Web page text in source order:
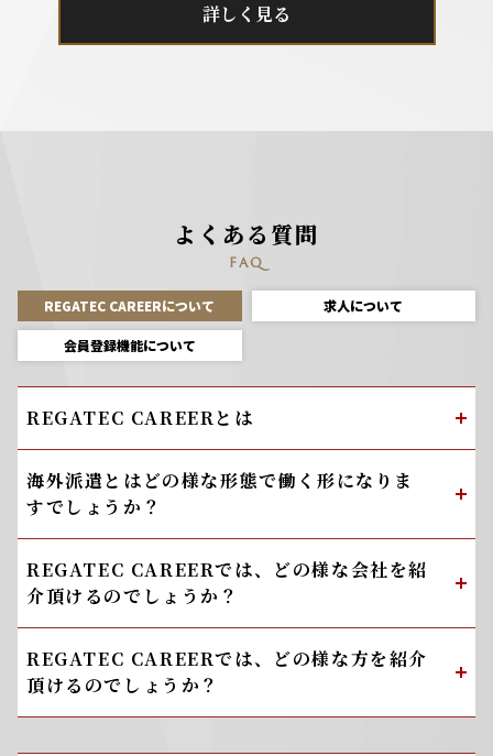
詳しく見る
よくある質問
FAQ
REGATEC CAREERについて 求人について
会員登録機能について
REGATEC CAREERとは
海外派遣とはどの様な形態で働く形になりま
すでしょうか？
REGATEC CAREERでは、どの様な会社を紹
介頂けるのでしょうか？
REGATEC CAREERでは、どの様な方を紹介
頂けるのでしょうか？